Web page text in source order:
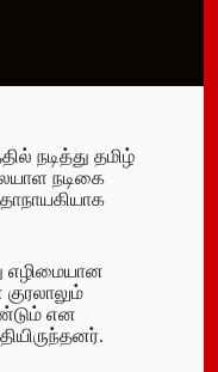
நடித்து தமிழ்
நடிகை
எழிமையான
என